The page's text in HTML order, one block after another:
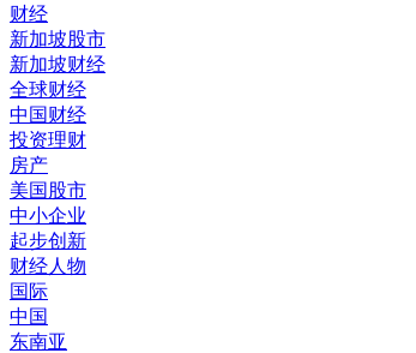
财经
新加坡股市
新加坡财经
全球财经
中国财经
投资理财
房产
美国股市
中小企业
起步创新
财经人物
国际
中国
东南亚